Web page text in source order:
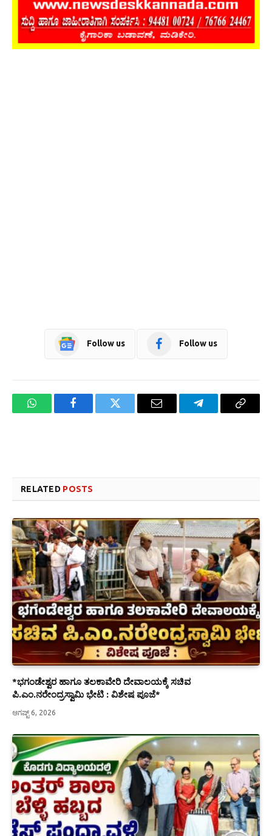
Follow us Follow us
WhatsAppFacebookTwitter Email TelegramCopy
RELATED POSTS
*ಭಗಂಡೇಶ್ವರ ಹಾಗೂ ತಲಕಾವೇರಿ ದೇವಾಲಯಕ್ಕೆ ಸಚಿವ
ಪಿ.ಎಂ.ನರೇಂದ್ರಸ್ವಾಮಿ ಭೇಟಿ : ವಿಶೇಷ ಪೂಜೆ*
ಆಗಷ್ಟ್ 6, 2026